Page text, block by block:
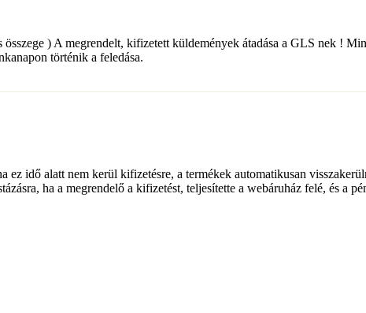
) A megrendelt, kifizetett küldemények átadása a GLS nek !
történik a feledása.
idő alatt nem kerül kifizetésre, a termékek automatikusan
ha a megrendelő a kifizetést, teljesítette a webáruház felé, és a